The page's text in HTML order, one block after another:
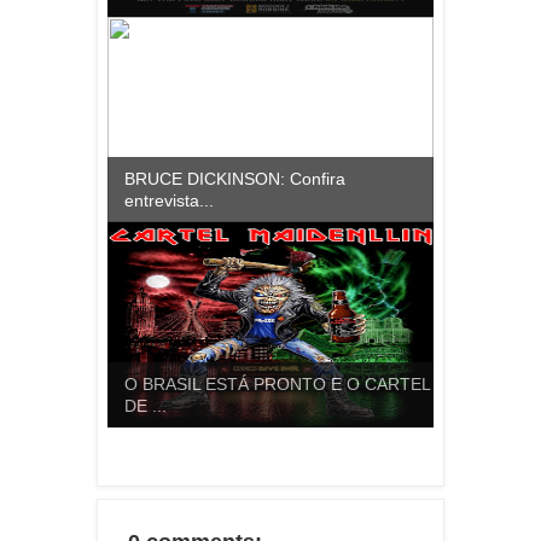
BRUCE DICKINSON: Confira
entrevista...
O BRASIL ESTÁ PRONTO E O CARTEL
DE ...